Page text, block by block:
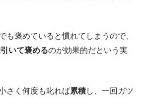
も褒めていると慣れてしまうので、
いて褒めるのが効果的だという実
さく何度も叱れば累積し、一回ガツ